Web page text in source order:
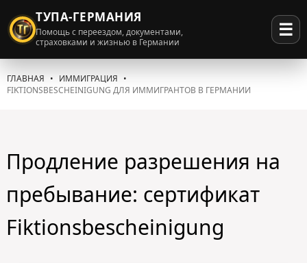
ТУПА-ГЕРМАНИЯ
Помощь с переездом, документами,
страховками и жизнью в Германии
☰
ГЛАВНАЯ
ИММИГРАЦИЯ
FIKTIONS­BESCHEINIGUNG ДЛЯ ИММИГРАНТОВ В ГЕРМАНИИ
Продление разрешения на
пребывание: сертификат
Fiktions­bescheinigung